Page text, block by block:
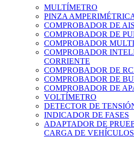
MULTÍMETRO
PINZA
COMPROBADOR DE
COMPROBADOR DE
COMPROBADOR
COMPROBADOR
CORRIENTE
COMPROBADOR DE
COMPROBADOR DE
COMPROBADOR DE
VOLTÍMETRO
DETECTOR DE
INDICADOR DE FASES
ADAPTADOR DE
CARGA DE